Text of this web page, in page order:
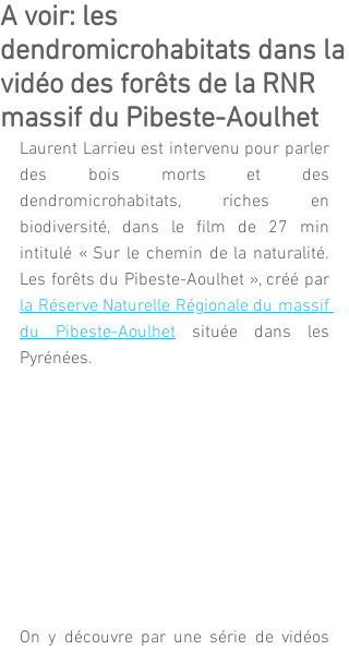
A voir: les
dendromicrohabitats dans la
vidéo des forêts de la RNR
massif du Pibeste-Aoulhet
Laurent Larrieu est intervenu pour parler
des bois morts et des
dendromicrohabitats, riches en
biodiversité, dans le film de 27 min
intitulé « Sur le chemin de la naturalité.
la Réserve Naturelle Régionale du massif
du Pibeste-Aoulhet située dans les
Pyrénées.
On y découvre par une série de vidéos